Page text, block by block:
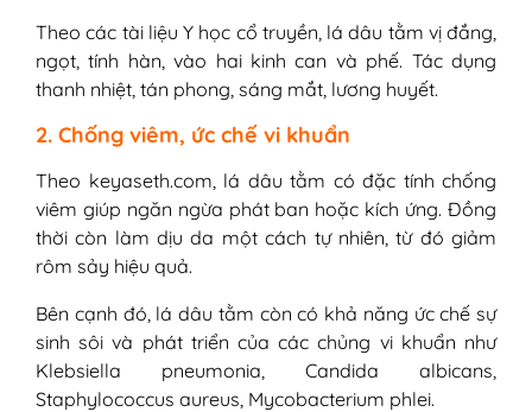
Theo các tài liệu Y học cổ truyền, lá dâu tằm vị đắng,
ngọt, tính hàn, vào hai kinh can và phế. Tác dụng
thanh nhiệt, tán phong, sáng mắt, lương huyết.
2. Chống viêm, ức chế vi khuẩn
Theo keyaseth.com, lá dâu tằm có đặc tính chống
viêm giúp ngăn ngừa phát ban hoặc kích ứng. Đồng
thời còn làm dịu da một cách tự nhiên, từ đó giảm
rôm sảy hiệu quả.
Bên cạnh đó, lá dâu tằm còn có khả năng ức chế sự
sinh sôi và phát triển của các chủng vi khuẩn như
Klebsiella pneumonia, Candida albicans,
Staphylococcus aureus, Mycobacterium phlei.